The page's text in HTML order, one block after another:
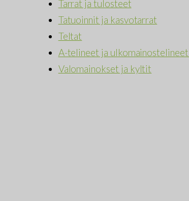
Tarrat ja tulosteet
Tatuoinnit ja kasvotarrat
Teltat
A-telineet ja ulkomainostelineet
Valomainokset ja kyltit